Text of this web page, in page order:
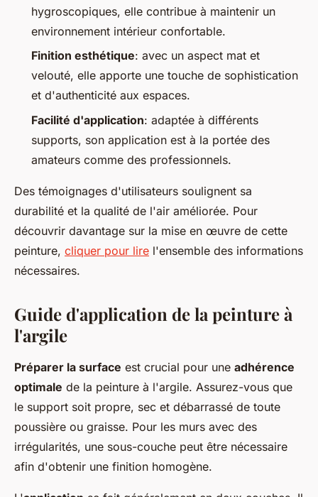
hygroscopiques, elle contribue à maintenir un
environnement intérieur confortable.
Finition esthétique: avec un aspect mat et
velouté, elle apporte une touche de sophistication
et d'authenticité aux espaces.
Facilité d'application: adaptée à différents
supports, son application est à la portée des
amateurs comme des professionnels.
Des témoignages d'utilisateurs soulignent sa
durabilité et la qualité de l'air améliorée. Pour
découvrir davantage sur la mise en œuvre de cette
peinture, cliquer pour lire l'ensemble des informations
nécessaires.
Guide d'application de la peinture à
l'argile
Préparer la surface est crucial pour une adhérence
optimale de la peinture à l'argile. Assurez-vous que
le support soit propre, sec et débarrassé de toute
poussière ou graisse. Pour les murs avec des
irrégularités, une sous-couche peut être nécessaire
afin d'obtenir une finition homogène.